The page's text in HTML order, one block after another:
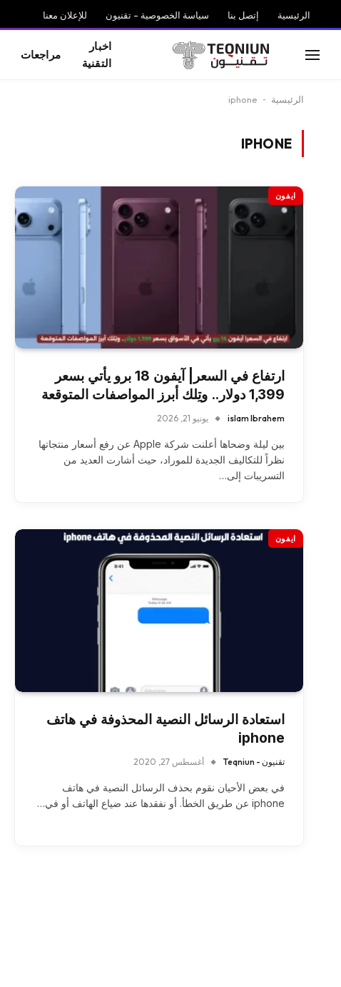
الرئيسية إتصل بنا سياسة الخصوصية – تقنيون للإعلان معنا
اخبار
التقنية
مراجعات
الرئيسية -
iphone
IPHONE
ايفون
ارتفاع في السعر| آيفون 18 برو يأتي بسعر
1,399 دولار.. وتِلك أبرز المواصفات المتوقعة
islam Ibrahem يونيو 21, 2026
بين ليلة وضحاها أعلنت شركة Apple عن رفع أسعار منتجاتها
نظراً للتكاليف الجديدة للموراد، حيث أشارت العديد من
التسريبات إلى…
ايفون
استعادة الرسائل النصية المحذوفة في هاتف
iphone
تقنيون - Teqniun أغسطس 27, 2020
في بعض الأحيان نقوم بحذف الرسائل النصية في هاتف
iphone عن طريق الخطأ. أو نفقدها عند ضياع الهاتف أو في…